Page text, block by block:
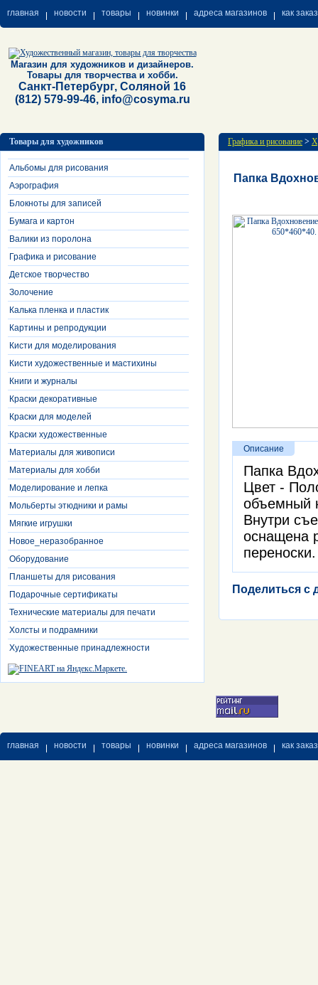
главная новости товары новинки адреса магазинов как
Магазин для художников и дизайнеров.
Товары для творчества и хобби.
Санкт-Петербург, Соляной 16
(812) 579-99-46, info@cosyma.ru
Товары для художников
Альбомы для рисования
Аэрография
Блокноты для записей
Бумага и картон
Валики из поролона
Графика и рисование
Детское творчество
Золочение
Калька пленка и пластик
Картины и репродукции
Кисти для моделирования
Кисти художественные и мастихины
Книги и журналы
Краски декоративные
Краски для моделей
Краски художественные
Материалы для живописи
Материалы для хобби
Моделирование и лепка
Мольберты этюдники и рамы
Мягкие игрушки
Новое_неразобранное
Оборудование
Планшеты для рисования
Подарочные сертификаты
Технические материалы для печати
Холсты и подрамники
Художественные принадлежности
Графика и рисование >
Папка
Описание
Папка
Цвет -
объемный
Внутри
оснащена
Поделиться с
главная новости товары новинки адреса магазинов как